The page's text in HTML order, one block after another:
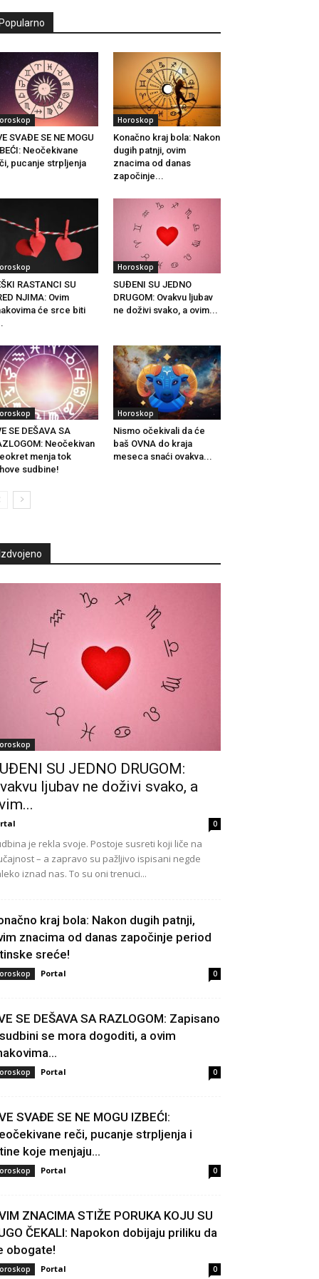
Popularno
SVAĐE SE NE MOGU
Neočekivane
pucanje strpljenja
Horoskop
Konačno kraj bola: Nakon
dugih patnji, ovim
znacima od danas
započinje...
RASTANCI SU
NJIMA: Ovim
će srce biti
Horoskop
SUĐENI SU JEDNO
DRUGOM: Ovakvu ljubav
ne doživi svako, a ovim...
SE DEŠAVA SA
Neočekivan
menja tok
sudbine!
Horoskop
Nismo očekivali da će
baš OVNA do kraja
meseca snaći ovakva...
Izdvojeno
SU JEDNO DRUGOM:
ljubav ne doživi svako, a
0
je rekla svoje. Postoje susreti koji liče na
– a zapravo su pažljivo ispisani negde
iznad nas. To su oni trenuci...
kraj bola: Nakon dugih patnji,
znacima od danas započinje period
sreće!
Portal 0
SE DEŠAVA SA RAZLOGOM: Zapisano
se mora dogoditi, a ovim
Portal 0
SVAĐE SE NE MOGU IZBEĆI:
reči, pucanje strpljenja i
koje menjaju...
Portal 0
ZNACIMA STIŽE PORUKA KOJU SU
ČEKALI: Napokon dobijaju priliku da
obogate!
Portal 0